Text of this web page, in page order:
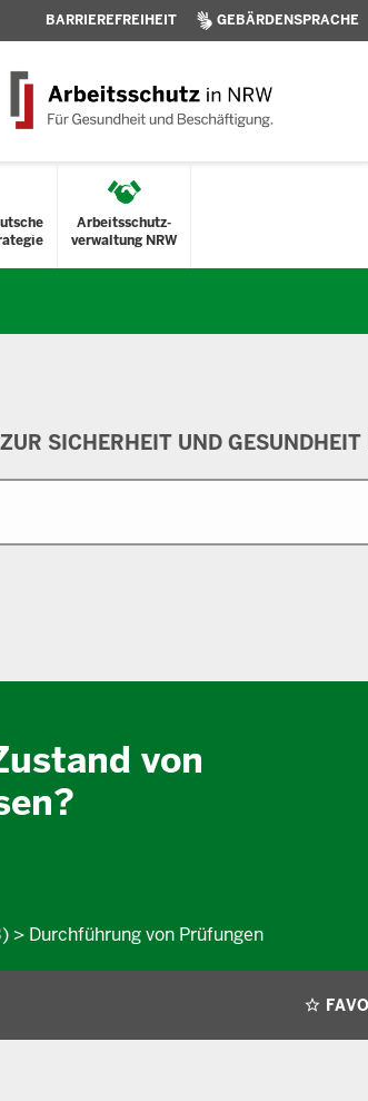
BARRIEREFREIHEIT GEBÄRDENSPRACHE
Arbeitsschutz-
verwaltung NRW
SICHERHEIT UND GESUNDHEIT
von
> Durchführung von Prüfungen